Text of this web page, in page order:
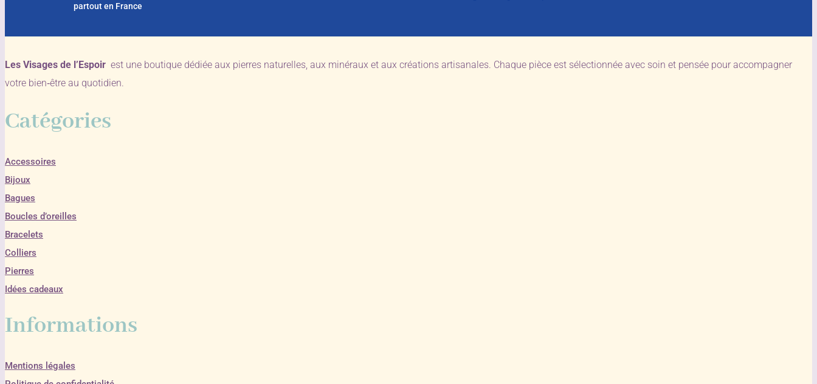
partout en France
Les Visages de l’Espoir est une boutique dédiée aux pierres naturelles, aux minéraux et aux créations artisanales. Chaque pièce est sélectionnée avec soin et pensée pour accompagner
votre bien‑être au quotidien.
Catégories
Accessoires
Bijoux
Bagues
Boucles d’oreilles
Bracelets
Colliers
Pierres
Idées cadeaux
Informations
Mentions légales